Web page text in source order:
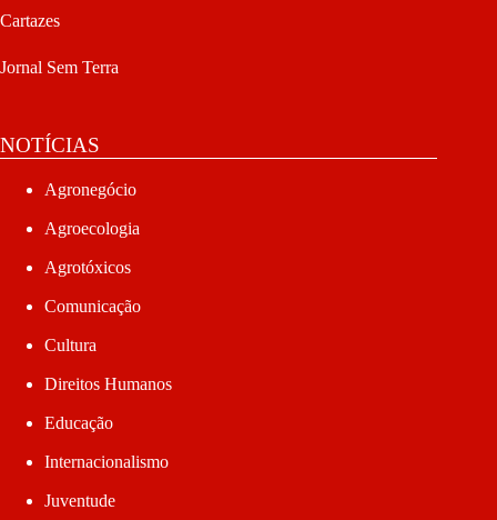
Cartazes
Jornal Sem Terra
NOTÍCIAS
Agronegócio
Agroecologia
Agrotóxicos
Comunicação
Cultura
Direitos Humanos
Educação
Internacionalismo
Juventude